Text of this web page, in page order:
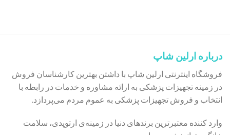
درباره ارلین شاپ
فروشگاه اینترنتی ارلین شاپ با داشتن بهترین کارشناسان فروش
در زمینه تجهیزات پزشکی به ارائه مشاوره و خدمات در رابطه با
انتخاب و فروش تجهیزات پزشکی به عموم مردم می‌پردازد.
وارد کننده معتبرترین برندهای دنیا در زمینه‌ی ارتوپدی، سلامت